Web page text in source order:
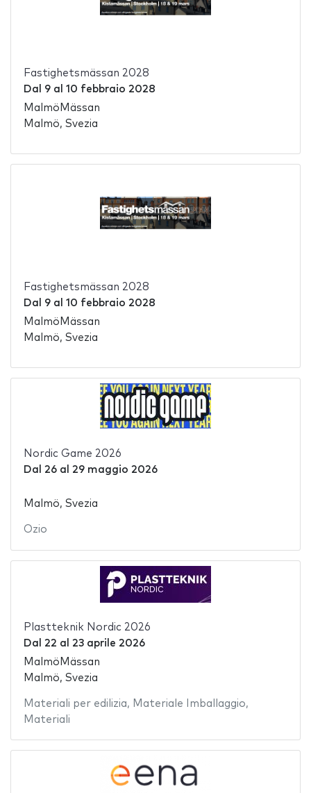
Fastighetsmässan 2028
Dal 9al 10 febbraio 2028
MalmöMässan
Malmö, Svezia
Fastighetsmässan 2028
Dal 9al 10 febbraio 2028
MalmöMässan
Malmö, Svezia
Nordic Game 2026
Dal 26al 29 maggio 2026
Malmö, Svezia
Ozio
Plastteknik Nordic 2026
Dal 22 al 23 aprile 2026
MalmöMässan
Malmö, Svezia
Materiali per edilizia, Materiale Imballaggio,
Materiali